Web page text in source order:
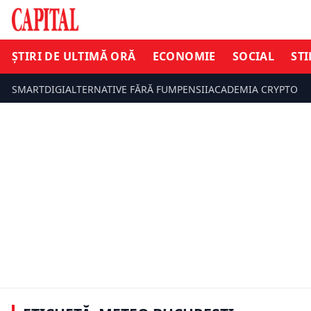
ȘTIRI DE ULTIMĂ ORĂ ECONOMIE SOCIAL
SMARTDIGIALTERNATIVE FĂRĂ FUMPENSIIACADEMIA CRYPTO
ȘTIRI DE ULTIMĂ ORĂ